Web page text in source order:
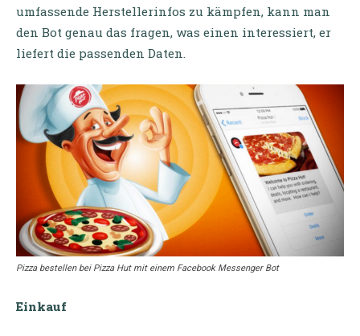
umfassende Herstellerinfos zu kämpfen, kann man
den Bot genau das fragen, was einen interessiert, er
liefert die passenden Daten.
Pizza bestellen bei Pizza Hut mit einem Facebook Messenger Bot
Einkauf